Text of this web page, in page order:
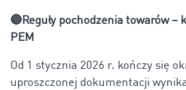
🔵Reguły pochodzenia towarów –
PEM
Od 1 stycznia 2026 r. kończy się
uproszczonej dokumentacji